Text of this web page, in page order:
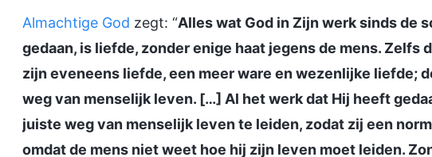
Almachtige God zegt: “Alles wat God in Zijn werk sinds de
gedaan, is liefde, zonder enige haat jegens de mens. Zelfs
zijn eveneens liefde, een meer ware en wezenlijke liefde;
weg van menselijk leven. […] Al het werk dat Hij heeft
juiste weg van menselijk leven te leiden, zodat zij een
omdat de mens niet weet hoe hij zijn leven moet leiden.